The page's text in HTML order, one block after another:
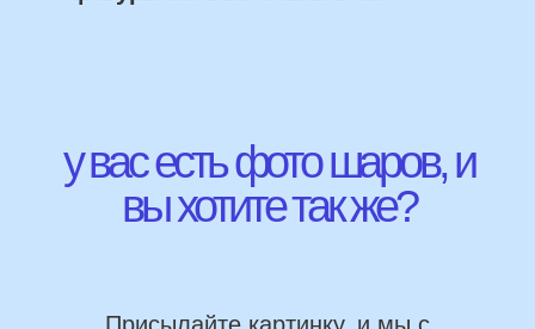
Работаем напрямую, без посредника
Доставка по городу в день заказа